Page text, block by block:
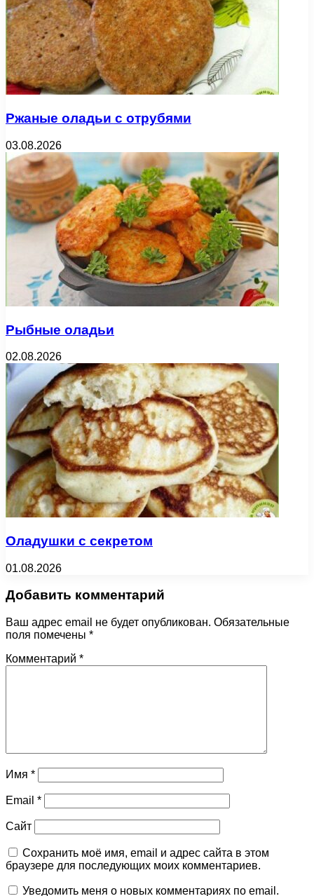
Ржаные оладьи с отрубями
03.08.2026
Рыбные оладьи
02.08.2026
Оладушки с секретом
01.08.2026
Добавить комментарий
Ваш адрес email не будет опубликован. Обязательные
поля помечены *
Комментарий *
Имя *
Email *
Сайт
Сохранить моё имя, email и адрес сайта в этом
браузере для последующих моих комментариев.
Уведомить меня о новых комментариях по email.